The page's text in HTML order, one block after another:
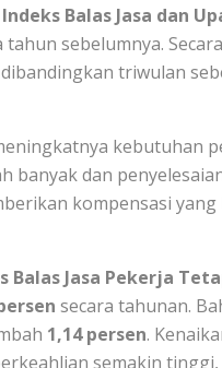
Indeks Balas Jasa dan
tahun sebelumnya.
triwulan
kebutuhan
banyak dan
kompensasi
Balas Jasa Pekerja
secara tahunan.
1,14 persen.
semakin